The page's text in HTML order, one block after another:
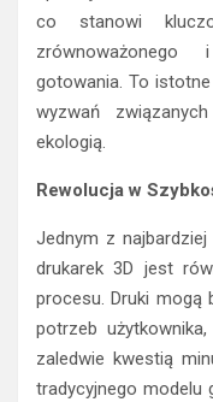
co stanowi
gotowania. To
wyzwań
ekologią.
Rewolucja w
Jednym z
drukarek 3D jest
procesu. Druki mogą
potrzeb
zaledwie kwestią
tradycyjnego modelu